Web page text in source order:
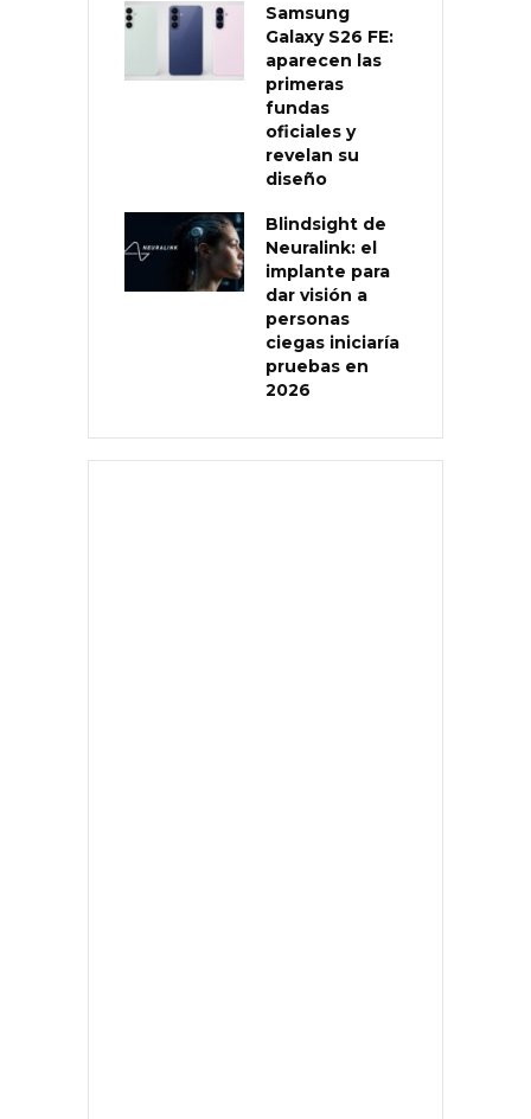
Samsung
Galaxy S26 FE:
aparecen las
primeras
fundas
oficiales y
revelan su
diseño
Blindsight de
Neuralink: el
implante para
dar visión a
personas
ciegas iniciaría
pruebas en
2026